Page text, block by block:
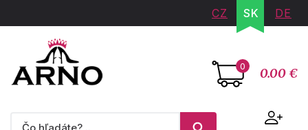
CZ SK DE
0 0.00 €